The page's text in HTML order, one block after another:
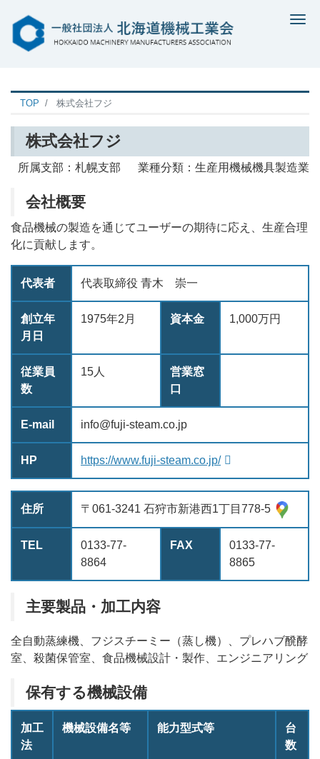
TOP 株式会社フジ
株式会社フジ
所属支部：札幌支部 業種分類：生産用機械機具製造業
会社概要
食品機械の製造を通じてユーザーの期待に応え、生産合理
化に貢献します。
代表者 代表取締役 青木 崇一
創立年
月日
1975年2月 資本金 1,000万円
従業員
数
15人
営業窓
口
E-mail info@fuji-steam.co.jp
HP https://www.fuji-steam.co.jp/
住所 〒061-3241 石狩市新港西1丁目778-5
TEL
0133-77-
8864
FAX
0133-77-
8865
主要製品・加工内容
全自動蒸練機、フジスチーミー（蒸し機）、プレハブ醗酵
室、殺菌保管室、食品機械設計・製作、エンジニアリング
保有する機械設備
加工
法
機械設備名等 能力型式等
台
数